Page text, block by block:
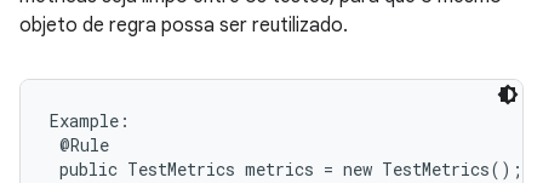
objeto de regra possa ser reutilizado.
Example:
@Rule
public TestMetrics metrics = new TestMetrics();